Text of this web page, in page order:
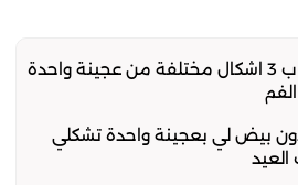
حلويات العيد حلوة ب 3 اشكال مختلفة من عجينة واحدة
بيض لي بعجينة واحدة تشكلي